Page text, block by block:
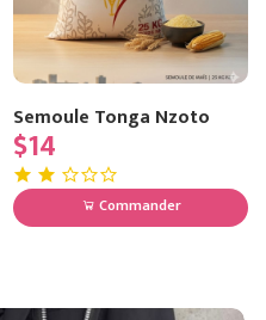
Semoule Tonga Nzoto
$14
Commander